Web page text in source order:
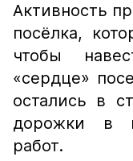
Активность
посёлка,
чтобы
«сердце»
остались в
дорожки в
работ.